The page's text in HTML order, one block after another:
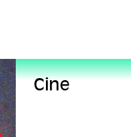
Cine